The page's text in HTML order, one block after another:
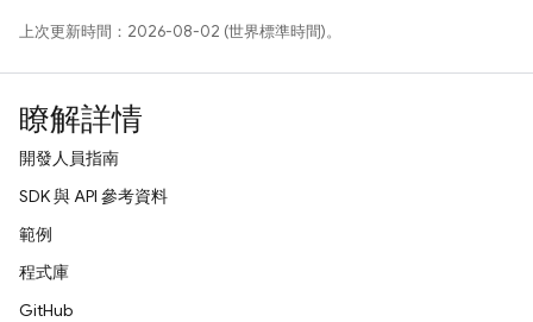
上次更新時間：2026-08-02 (世界標準時間)。
瞭解詳情
開發人員指南
SDK 與 API 參考資料
範例
程式庫
GitHub